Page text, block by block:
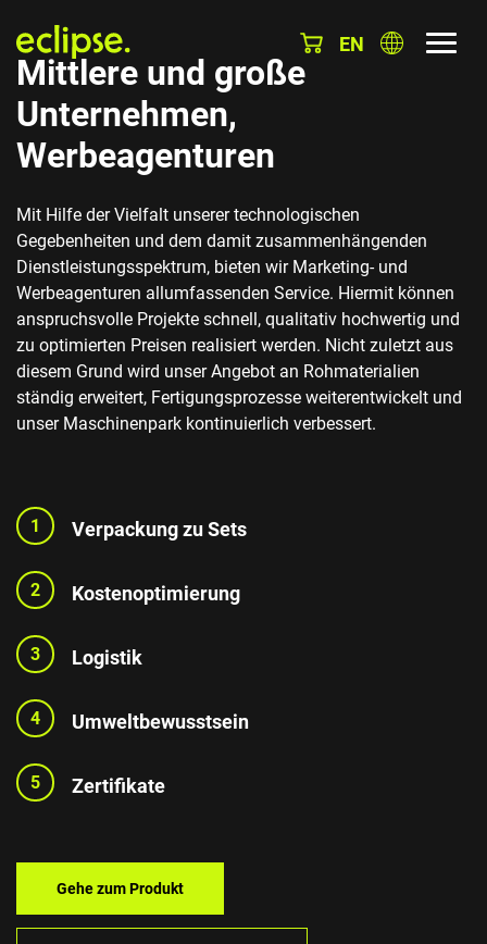
EN
Mittlere und große
Unternehmen,
Werbeagenturen
Mit Hilfe der Vielfalt unserer technologischen
Gegebenheiten und dem damit zusammenhängenden
Dienstleistungsspektrum, bieten wir Marketing- und
Werbeagenturen allumfassenden Service. Hiermit können
anspruchsvolle Projekte schnell, qualitativ hochwertig und
zu optimierten Preisen realisiert werden. Nicht zuletzt aus
diesem Grund wird unser Angebot an Rohmaterialien
ständig erweitert, Fertigungsprozesse weiterentwickelt und
unser Maschinenpark kontinuierlich verbessert.
1 Verpackung zu Sets
2 Kostenoptimierung
3 Logistik
4 Umweltbewusstsein
5 Zertifikate
Gehe zum Produkt